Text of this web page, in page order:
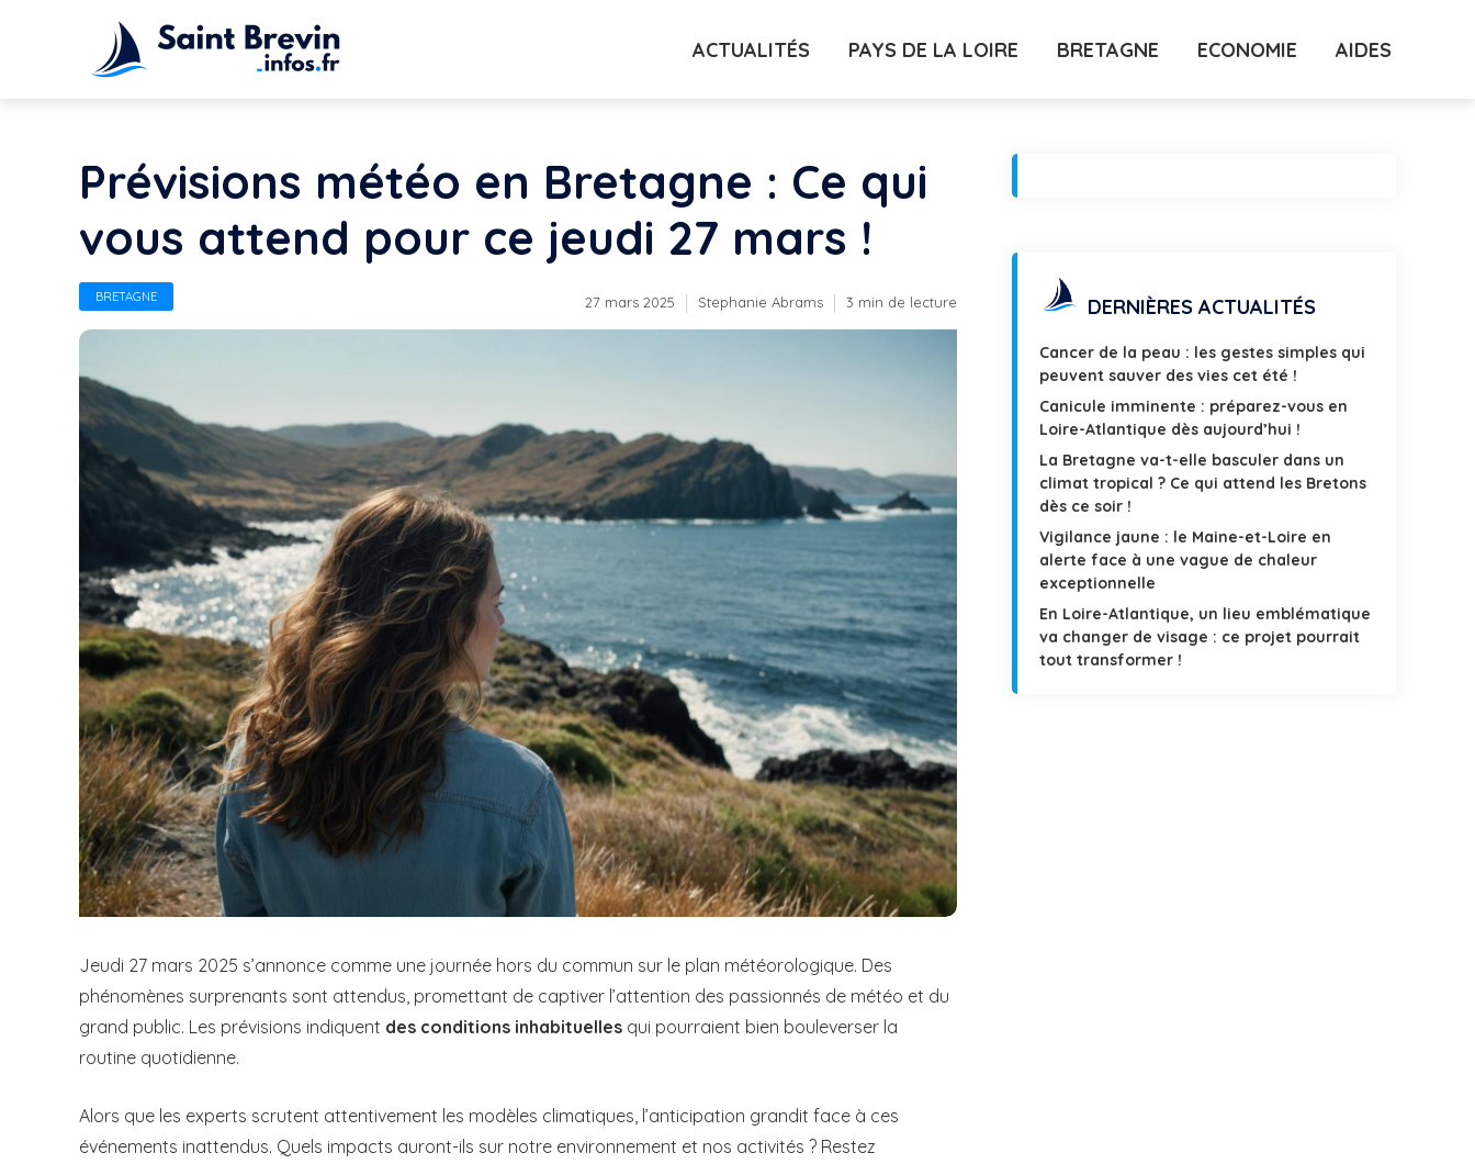
ACTUALITÉS PAYS DE LA LOIRE BRETAGNE ECONOMIE AIDES
Prévisions météo en Bretagne : Ce qui
vous attend pour ce jeudi 27 mars !
BRETAGNE 27 mars 2025 Stephanie Abrams 3 min de lecture
Jeudi 27 mars 2025 s’annonce comme une journée hors du commun sur le plan météorologique. Des
phénomènes surprenants sont attendus, promettant de captiver l’attention des passionnés de météo et du
grand public. Les prévisions indiquent des conditions inhabituelles qui pourraient bien bouleverser la
routine quotidienne.
Alors que les experts scrutent attentivement les modèles climatiques, l’anticipation grandit face à ces
événements inattendus. Quels impacts auront-ils sur notre environnement et nos activités ? Restez
DERNIÈRES ACTUALITÉS
Cancer de la peau : les gestes simples qui
peuvent sauver des vies cet été !
Canicule imminente : préparez-vous en
Loire-Atlantique dès aujourd’hui !
La Bretagne va-t-elle basculer dans un
climat tropical ? Ce qui attend les Bretons
dès ce soir !
Vigilance jaune : le Maine-et-Loire en
alerte face à une vague de chaleur
exceptionnelle
En Loire-Atlantique, un lieu emblématique
va changer de visage : ce projet pourrait
tout transformer !